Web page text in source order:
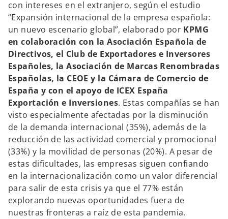
a
a
n
u
v
a
a
ñ
a
u
e
v
a
a
u
v
con intereses en el extranjero, según el estudio
“Expansión internacional de la empresa española:
un nuevo escenario global”, elaborado por KPMG
en colaboración con la Asociación Española de
Directivos, el Club de Exportadores e Inversores
Españoles, la Asociación de Marcas Renombradas
Españolas, la CEOE y la Cámara de Comercio de
España y con el apoyo de ICEX España
Exportación e Inversiones. Estas compañías se han
visto especialmente afectadas por la disminución
de la demanda internacional (35%), además de la
reducción de las actividad comercial y promocional
(33%) y la movilidad de personas (20%). A pesar de
estas dificultades, las empresas siguen confiando
en la internacionalización como un valor diferencial
para salir de esta crisis ya que el 77% están
explorando nuevas oportunidades fuera de
nuestras fronteras a raíz de esta pandemia.